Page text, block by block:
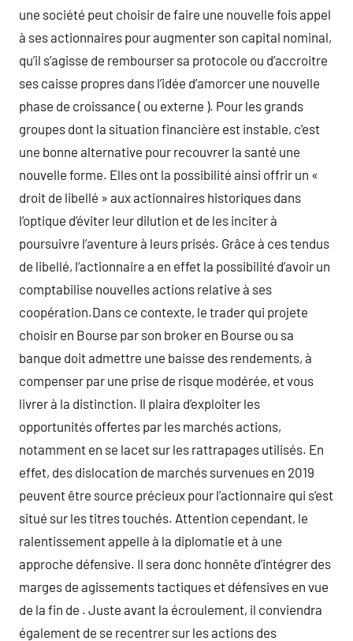
une société peut choisir de faire une nouvelle fois appel
à ses actionnaires pour augmenter son capital nominal,
qu’il s’agisse de rembourser sa protocole ou d’accroitre
ses caisse propres dans l’idée d’amorcer une nouvelle
phase de croissance ( ou externe ). Pour les grands
groupes dont la situation financière est instable, c’est
une bonne alternative pour recouvrer la santé une
nouvelle forme. Elles ont la possibilité ainsi offrir un «
droit de libellé » aux actionnaires historiques dans
l’optique d’éviter leur dilution et de les inciter à
poursuivre l’aventure à leurs prisés. Grâce à ces tendus
de libellé, l’actionnaire a en effet la possibilité d’avoir un
comptabilise nouvelles actions relative à ses
coopération.Dans ce contexte, le trader qui projete
choisir en Bourse par son broker en Bourse ou sa
banque doit admettre une baisse des rendements, à
compenser par une prise de risque modérée, et vous
livrer à la distinction. Il plaira d’exploiter les
opportunités offertes par les marchés actions,
notamment en se lacet sur les rattrapages utilisés. En
effet, des dislocation de marchés survenues en 2019
peuvent être source précieux pour l’actionnaire qui s’est
situé sur les titres touchés. Attention cependant, le
ralentissement appelle à la diplomatie et à une
approche défensive. Il sera donc honnête d’intégrer des
marges de agissements tactiques et défensives en vue
de la fin de . Juste avant la écroulement, il conviendra
également de se recentrer sur les actions des